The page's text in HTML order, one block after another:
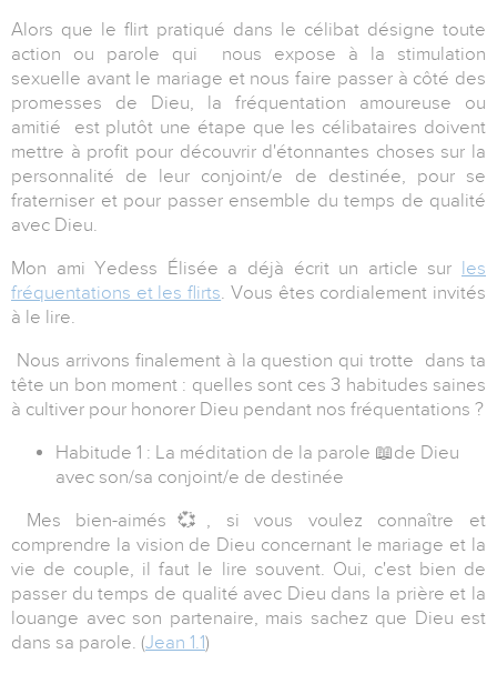
Alors que le flirt pratiqué dans le célibat désigne toute
action ou parole qui nous expose à la stimulation
sexuelle avant le mariage et nous faire passer à côté des
promesses de Dieu, la fréquentation amoureuse ou
amitié est plutôt une étape que les célibataires doivent
mettre à profit pour découvrir d'étonnantes choses sur la
personnalité de leur conjoint/e de destinée, pour se
fraterniser et pour passer ensemble du temps de qualité
avec Dieu.
Mon ami Yedess Élisée a déjà écrit un article sur
les
fréquentations et les flirts. Vous êtes cordialement invités
à le lire.
Nous arrivons finalement à la question qui trotte dans ta
tête un bon moment : quelles sont ces 3 habitudes saines
à cultiver pour honorer Dieu pendant nos fréquentations ?
Habitude 1 : La méditation de la parole 📖de Dieu
avec son/sa conjoint/e de destinée
Mes bien-aimés 💞 , si vous voulez connaître et
comprendre la vision de Dieu concernant le mariage et la
vie de couple, il faut le lire souvent. Oui, c'est bien de
passer du temps de qualité avec Dieu dans la prière et la
louange avec son partenaire, mais sachez que Dieu est
dans sa parole. (Jean 1.1)